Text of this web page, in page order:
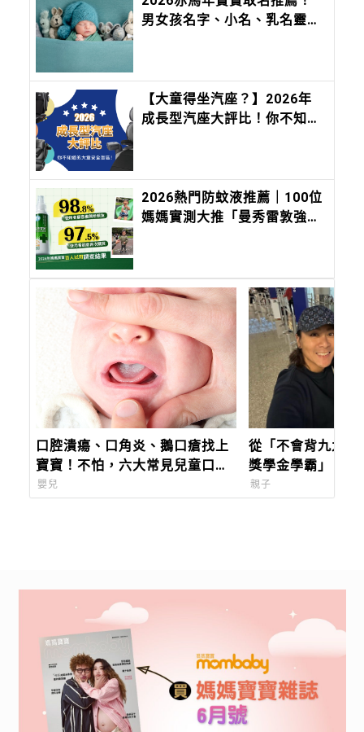
男女孩名字、小名、乳名靈感
【大童得坐汽座？】2026年
成長型汽座大評比！你不知道
2026熱門防蚊液推薦｜100位
媽媽實測大推「曼秀雷敦強效
心！
口腔潰瘍、口角炎、鵝口瘡找上
寶寶！不怕，六大常見兒童口腔
症狀一次看懂，教你如何治療及
嬰兒
從「不會背九九乘
獎學金學霸」：王
到最難的事：讓
親子